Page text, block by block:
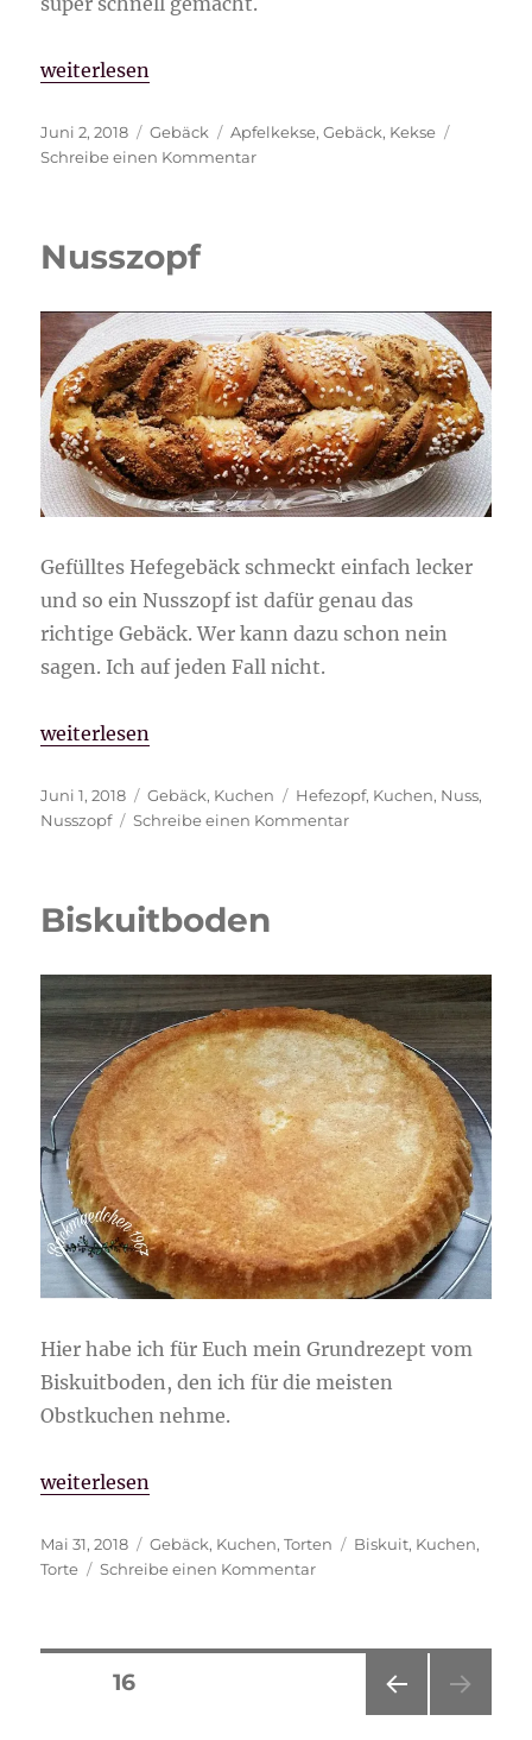
„Apfelkekse“
weiterlesen
Veröffentlicht
am
Juni 2, 2018 Kategorien
Gebäck Schlagwörter
Apfelkekse,Gebäck, Kekse
Schreibe einen Kommentarzu
Nusszopf
Gefülltes Hefegebäck schmeckt einfach lecker
und so ein Nusszopf ist dafür genau das
richtige Gebäck. Wer kann dazu schon nein
sagen. Ich auf jeden Fall nicht.
„Nusszopf“
weiterlesen
Veröffentlicht
am
Juni 1, 2018 Kategorien
Gebäck, Kuchen Schlagwörter
Hefezopf, Kuchen, Nuss,
Nusszopf
Schreibe einen Kommentarzu
Biskuitboden
Hier habe ich für Euch mein Grundrezept vom
Biskuitboden, den ich für die meisten
Obstkuchen nehme.
„Biskuitboden“
weiterlesen
Veröffentlicht
am
Mai 31, 2018 Kategorien
Gebäck, Kuchen,Torten Schlagwörter
Biskuit, Kuchen,
Torte
Schreibe einen Kommentarzu
Seitennummerierung
SEITE16